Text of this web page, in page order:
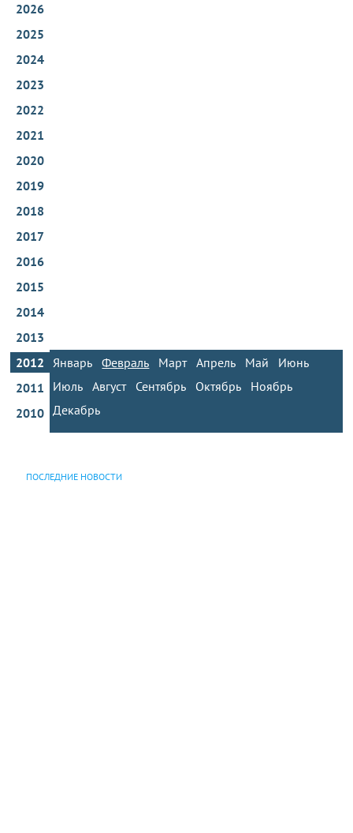
2026
2025
2024
2023
2022
2021
2020
2019
2018
2017
2016
2015
2014
2013
2012
Январь Февраль Март Апрель Май
Июнь
Июль
Август Сентябрь Октябрь
Ноябрь
Декабрь
2011
2010
ПОСЛЕДНИЕ НОВОСТИ